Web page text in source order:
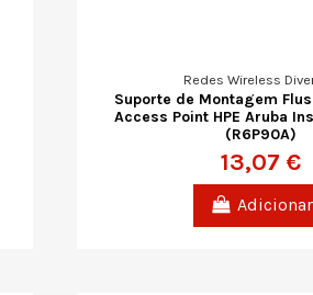
Redes Wireless
Suporte de Montagem
Access Point HPE Aruba
(R6P90A)
13,07 €
Adicionar